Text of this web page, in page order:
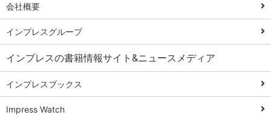
AI議事録作成術
Windows 11
Q&A
Teams踏み込み
活用術
Excel講師の仕事
術
会社概要
インプレスグループ
インプレスの書籍情報サイト&ニュースメディア
インプレスブックス
Impress Watch